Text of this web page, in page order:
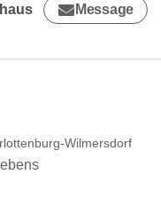
Message
Wilmersdorf